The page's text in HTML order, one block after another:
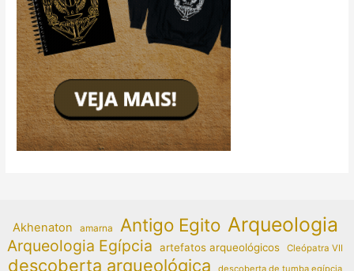
Akhenaton amarna Antigo Egito Arqueologia
Arqueologia Egípcia artefatos arqueológicos Cleópatra VII
descoberta arqueológica descoberta de tumba egípcia